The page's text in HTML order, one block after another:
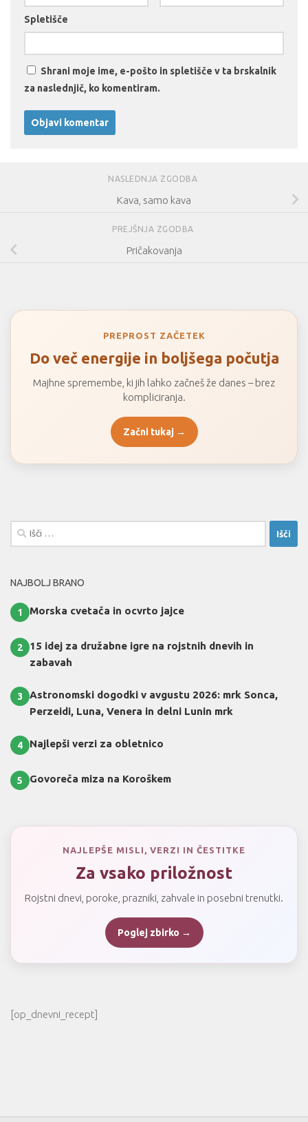
Spletišče
Shrani moje ime, e-pošto in spletišče v ta brskalnik
za naslednjič, ko komentiram.
NASLEDNJA ZGODBA
Kava, samo kava
PREJŠNJA ZGODBA
Pričakovanja
PREPROST ZAČETEK
Do več energije in boljšega počutja
Majhne spremembe, ki jih lahko začneš že danes – brez
kompliciranja.
Začni tukaj →
Išči:
NAJBOLJ BRANO
1 Morska cvetača in ocvrto jajce
2
15 idej za družabne igre na rojstnih dnevih in
zabavah
3
Astronomski dogodki v avgustu 2026: mrk Sonca,
Perzeidi, Luna, Venera in delni Lunin mrk
4 Najlepši verzi za obletnico
5 Govoreča miza na Koroškem
NAJLEPŠE MISLI, VERZI IN ČESTITKE
Za vsako priložnost
Rojstni dnevi, poroke, prazniki, zahvale in posebni trenutki.
Poglej zbirko →
[op_dnevni_recept]